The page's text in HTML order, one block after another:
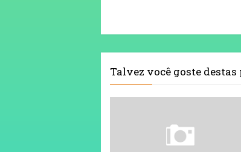
Talvez você goste destas